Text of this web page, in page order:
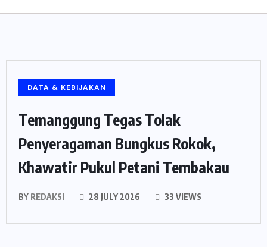
DATA & KEBIJAKAN
Temanggung Tegas Tolak
Penyeragaman Bungkus Rokok,
Khawatir Pukul Petani Tembakau
BY REDAKSI 28 JULY 2026 33 VIEWS